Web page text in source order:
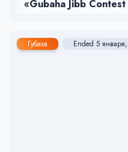
«Gubaha Jibb
Губаха Ended 5